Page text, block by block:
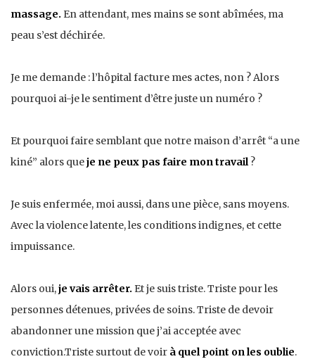
massage. En attendant, mes mains se sont abîmées, ma
peau s’est déchirée.
Je me demande : l’hôpital facture mes actes, non ? Alors
pourquoi ai-je le sentiment d’être juste un numéro ?
Et pourquoi faire semblant que notre maison d’arrêt “a une
kiné” alors queje ne peux pas faire mon travail ?
Je suis enfermée, moi aussi, dans une pièce, sans moyens.
Avec la violence latente, les conditions indignes, et cette
impuissance.
Alors oui,je vais arrêter. Et je suis triste. Triste pour les
personnes détenues, privées de soins. Triste de devoir
abandonner une mission que j’ai acceptée avec
conviction.Triste surtout de voir à quel point on les oublie.